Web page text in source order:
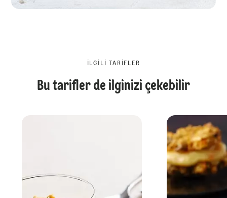
İLGILI TARIFLER
Bu tarifler de ilginizi çekebilir